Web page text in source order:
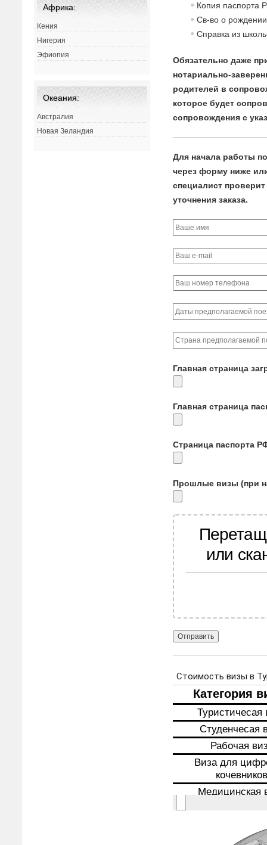
Копия паспорта
Св-во о
Справка из
Обязательно даже
нотариально-
родителей в
которое будет
сопровождения с
Для начала работы
через форму ниже
специалист
уточнения заказа.
Главная страница
Главная страница
Страница паспорта
Прошлые визы (при
или
Африка:
Кения
Нигерия
Эфиопия
Океания:
Австралия
Новая Зеландия